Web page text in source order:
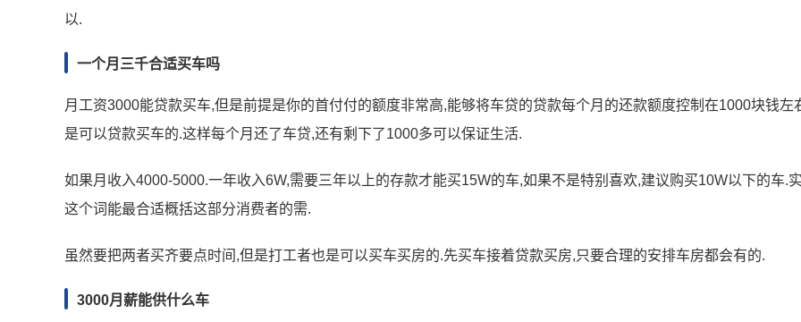
以.
一个月三千合适买车吗
月工资3000能贷款买车,但是前提是你的首付付的额度非常高,能够将车贷的贷款每个月的还款额度控制在1000块钱左
是可以贷款买车的.这样每个月还了车贷,还有剩下了1000多可以保证生活.
如果月收入4000-5000.一年收入6W,需要三年以上的存款才能买15W的车,如果不是特别喜欢,建议购买10W以下的车.
这个词能最合适概括这部分消费者的需.
虽然要把两者买齐要点时间,但是打工者也是可以买车买房的.先买车接着贷款买房,只要合理的安排车房都会有的.
3000月薪能供什么车